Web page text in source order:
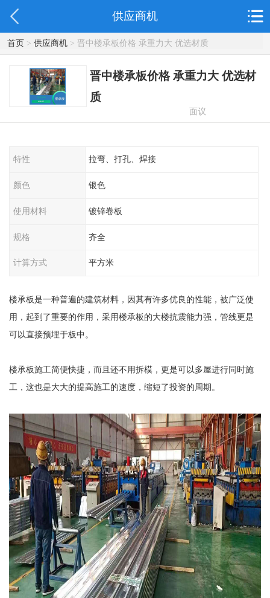
供应商机
首页> 供应商机> 晋中楼承板价格 承重力大 优选材质
晋中楼承板价格 承重力大 优选材
质
面议
特性 拉弯、打孔、焊接
颜色 银色
使用材料 镀锌卷板
规格 齐全
计算方式 平方米
楼承板是一种普遍的建筑材料，因其有许多优良的性能，被广泛使
用，起到了重要的作用，采用楼承板的大楼抗震能力强，管线更是
可以直接预埋于板中。
楼承板施工简便快捷，而且还不用拆模，更是可以多屋进行同时施
工，这也是大大的提高施工的速度，缩短了投资的周期。